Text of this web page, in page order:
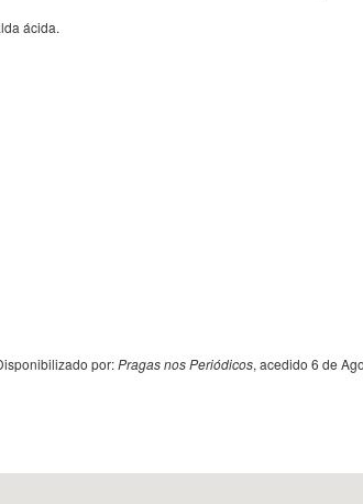
ácida.
por:Pragas nos Periódicos, acedido 6 de